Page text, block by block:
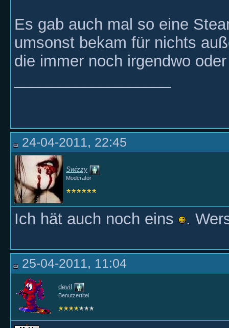
Es gab auch mal so eine
umsonst bekam für nichts
die immer noch irgendwo
24-04-2011, 22:45
Swizzy
Moderator
Ich hät auch noch eins .
25-04-2011, 11:04
devil
Benutzertitel